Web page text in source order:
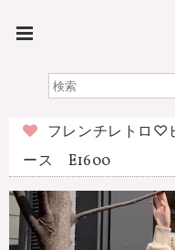
フレンチレトロ♡
ース E1600